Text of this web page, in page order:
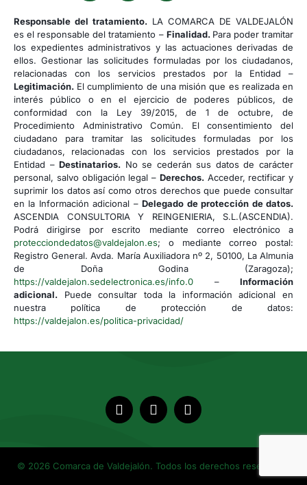
Responsable del tratamiento. LA COMARCA DE VALDEJALÓN
es el responsable del tratamiento – Finalidad. Para poder tramitar
los expedientes administrativos y las actuaciones derivadas de
ellos. Gestionar las solicitudes formuladas por los ciudadanos,
relacionadas con los servicios prestados por la Entidad –
Legitimación. El cumplimiento de una misión que es realizada en
interés público o en el ejercicio de poderes públicos, de
conformidad con la Ley 39/2015, de 1 de octubre, de
Procedimiento Administrativo Común. El consentimiento del
ciudadano para tramitar las solicitudes formuladas por los
ciudadanos, relacionadas con los servicios prestados por la
Entidad –Destinatarios. No se cederán sus datos de carácter
personal, salvo obligación legal – Derechos.Acceder, rectificar y
suprimir los datos así como otros derechos que puede consultar
en la Información adicional –Delegado de protección de datos.
ASCENDIA CONSULTORIA Y REINGENIERIA, S.L.(ASCENDIA).
Podrá dirigirse por escrito mediante correo electrónico a
protecciondedatos@valdejalon.es; o mediante correo postal:
Registro General. Avda. María Auxiliadora nº 2, 50100, La Almunia
de Doña Godina (Zaragoza);
https://valdejalon.sedelectronica.es/info.0 – Información
adicional. Puede consultar toda la información adicional en
nuestra política de protección de datos:
https://valdejalon.es/politica-privacidad/
© 2026 Comarca de Valdejalón. Todos los derechos reservados